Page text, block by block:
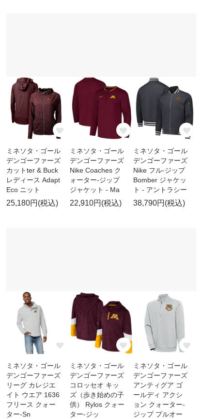
ミネソタ・ゴール
デンゴーファーズ
カットter & Buck
レディース Adapt
Eco ニット
25,180円(税込)
ミネソタ・ゴール
デンゴーファーズ
Nike Coaches ク
ォーター-ジップ
ジャケット - Ma
22,910円(税込)
ミネソタ・ゴール
デンゴーファーズ
Nike フル-ジップ
Bomber ジャケッ
ト - アントラシー
38,790円(税込)
ミネソタ・ゴール
デンゴーファーズ
リーグ カレジエ
イト ウエア 1636
フリース クォー
ター-Sn
ミネソタ・ゴール
デンゴーファーズ
コロッセオ キッ
ズ（歩き始めの子
供） Rylos クォー
ター-ジッ
ミネソタ・ゴール
デンゴーファーズ
アンティグア ゴ
ールディ アクシ
ョン クォーター-
ジップ プルオー